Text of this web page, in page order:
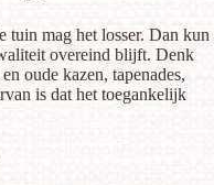
tuin mag het losser. Dan kun
overeind blijft. Denk
oude kazen, tapenades,
is dat het toegankelijk